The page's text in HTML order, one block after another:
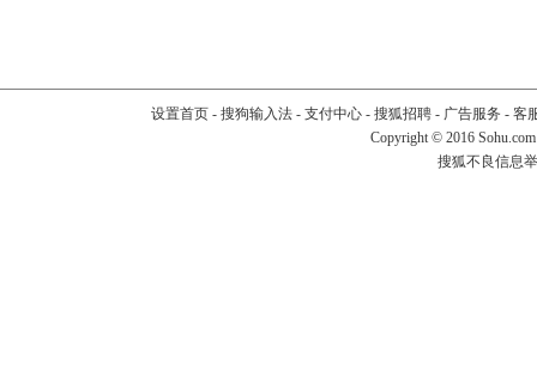
设置首页- 搜狗输入法- 支付中心- 搜狐招聘- 广告服务 - 客
Copyright © 2016
搜狐不良信息